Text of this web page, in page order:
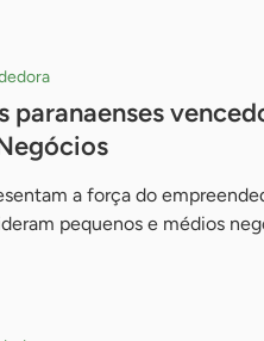
paranaenses
a força do
pequenos e médios